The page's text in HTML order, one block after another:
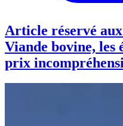
Article réservé aux
Viande bovine, les
prix